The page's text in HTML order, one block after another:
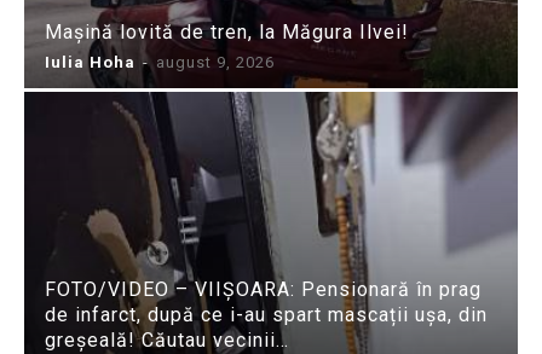
Mașină lovită de tren, la Măgura Ilvei!
Iulia Hoha - august 9, 2026
FOTO/VIDEO – VIIȘOARA: Pensionară în prag
de infarct, după ce i-au spart mascații ușa, din
greșeală! Căutau vecinii…